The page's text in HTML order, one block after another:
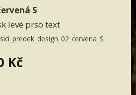
S
levé prso text
Kč